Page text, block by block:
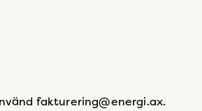
fakturering@energi.ax.